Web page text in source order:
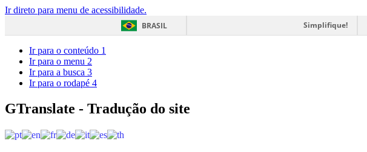
Ir direto para menu de acessibilidade.
BRASIL
Simplifique!
Ir para o conteúdo 1
Ir para o menu 2
Ir para a busca 3
Ir para o rodapé 4
GTranslate - Tradução do site